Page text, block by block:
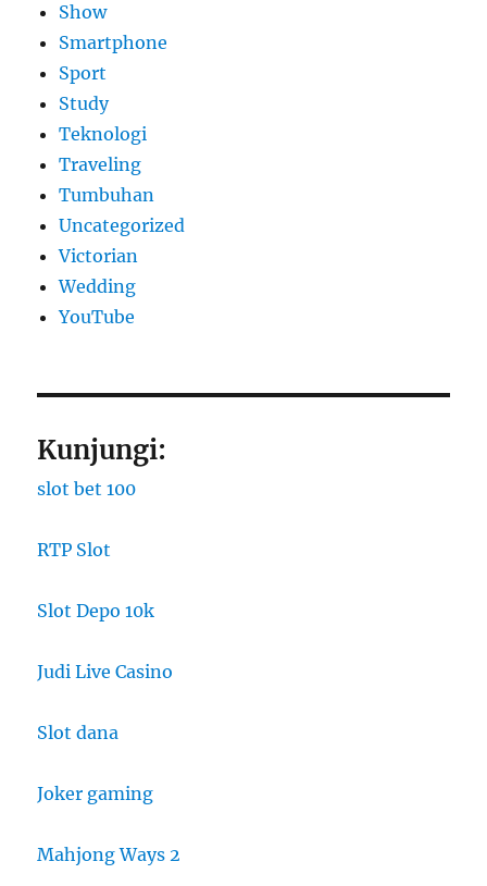
Show
Smartphone
Sport
Study
Teknologi
Traveling
Tumbuhan
Uncategorized
Victorian
Wedding
YouTube
Kunjungi:
slot bet 100
RTP Slot
Slot Depo 10k
Judi Live Casino
Slot dana
Joker gaming
Mahjong Ways 2